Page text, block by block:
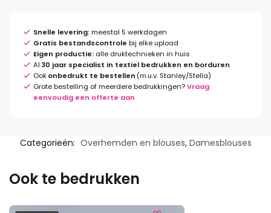
Snelle levering:meestal 5 werkdagen
Gratis bestandscontrole bij elke upload
Eigen productie: alle druktechnieken in huis
Al 30 jaar specialist in textiel bedrukken en borduren
Ookonbedrukt te bestellen (m.u.v. Stanley/Stella)
Grote bestelling of meerdere bedrukkingen?Vraag
eenvoudig een offerte aan
Categorieën: Overhemden en blouses, Damesblouses
Ook te bedrukken